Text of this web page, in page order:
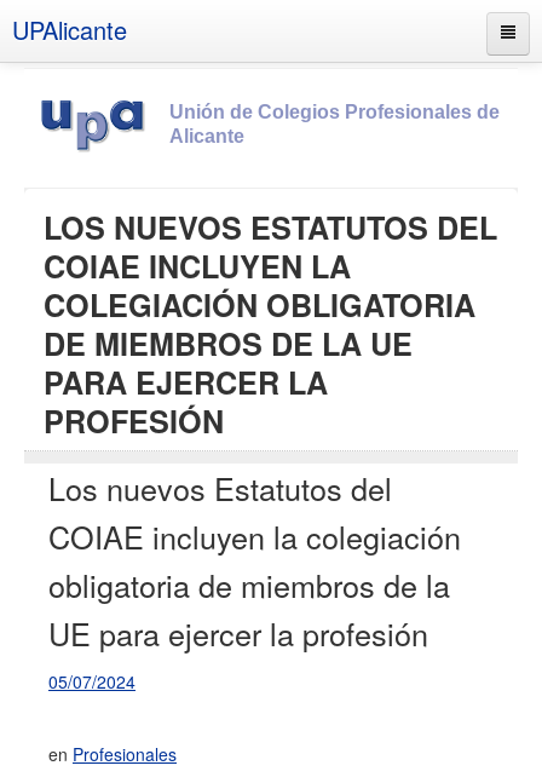
UPAlicante
Unión de Colegios Profesionales de
Alicante
Socios
Estatutos
Documentos
Boletines
UPSANA
PROA
Contacto
LOS NUEVOS ESTATUTOS DEL
COIAE INCLUYEN LA
COLEGIACIÓN OBLIGATORIA
DE MIEMBROS DE LA UE
PARA EJERCER LA
PROFESIÓN
Los nuevos Estatutos del
COIAE incluyen la colegiación
obligatoria de miembros de la
UE para ejercer la profesión
05/07/2024
en Profesionales